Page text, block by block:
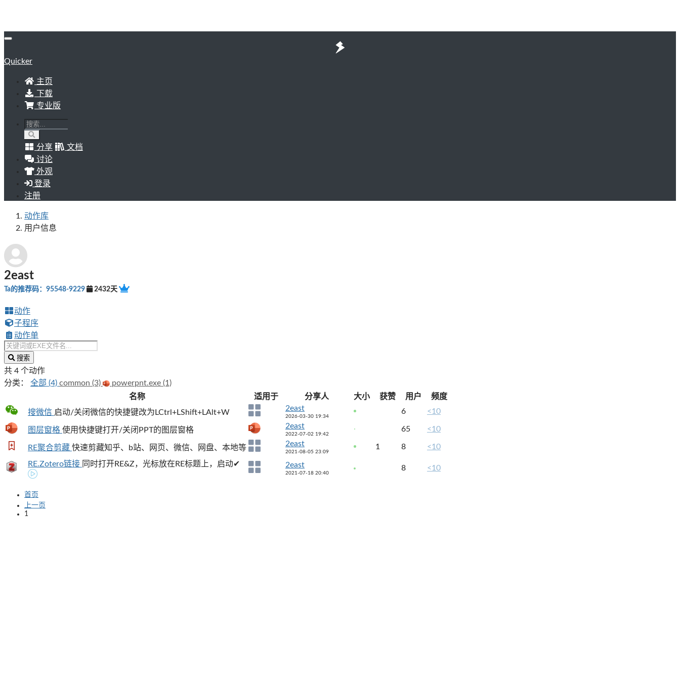
Quicker
主页
下载
专业版
分享
文档
讨论
外观
登录
注册
动作库
用户信息
2east
Ta的推荐码：95548-9229 2432天
动作
子程序
动作单
搜索
共 4 个动作
分类：
全部 (4) common (3)
powerpnt.exe (1)
名称
适用于 分享人 大小 获赞 用户
频度
搜微信 启动/关闭微信的快捷键改为LCtrl+LShift+LAlt+W 2east
2026-03-30 19:34
6 <10
图层窗格 使用快捷键打开/关闭PPT的图层窗格 2east
2022-07-02 19:42
65 <10
RE聚合剪藏 快速剪藏知乎、b站、网页、微信、网盘、本地等 2east
2021-08-05 23:09
1 8 <10
RE.Zotero链接 同时打开RE&Z，光标放在RE标题上，启动✔ 2east
2021-07-18 20:40
8 <10
首页
上一页
1